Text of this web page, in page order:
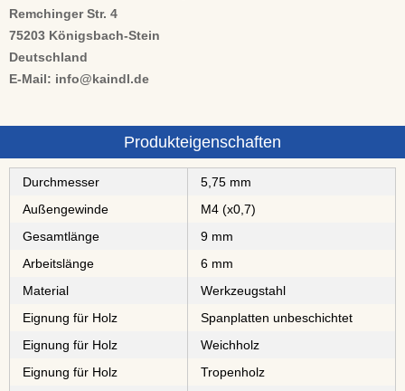
Remchinger Str. 4
75203 Königsbach-Stein
Deutschland
E-Mail: info@kaindl.de
Produkteigenschaften
Durchmesser
5,75 mm
Außengewinde
M4 (x0,7)
Gesamtlänge
9 mm
Arbeitslänge
6 mm
Material
⁠⁠Werkzeugstahl
Eignung für Holz
⁠⁠⁠⁠⁠⁠⁠⁠Spanplatten unbeschichtet
Eignung für Holz
⁠Weichholz
Eignung für Holz
⁠⁠⁠⁠⁠Tropenholz